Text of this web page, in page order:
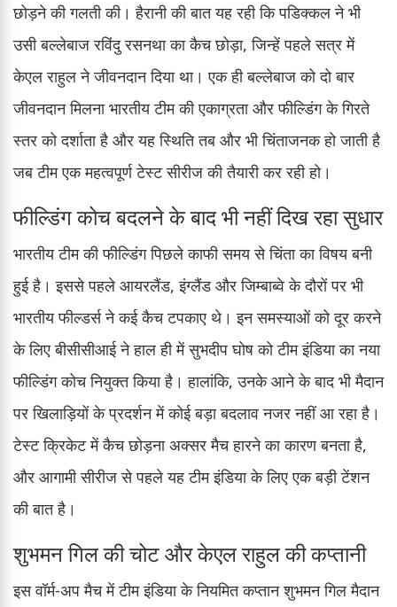
छोड़ने की गलती की। हैरानी की बात यह रही कि पडिक्कल ने भी
उसी बल्लेबाज रविंदु रसनथा का कैच छोड़ा, जिन्हें पहले सत्र में
केएल राहुल ने जीवनदान दिया था। एक ही बल्लेबाज को दो बार
जीवनदान मिलना भारतीय टीम की एकाग्रता और फील्डिंग के गिरते
स्तर को दर्शाता है और यह स्थिति तब और भी चिंताजनक हो जाती है
जब टीम एक महत्वपूर्ण टेस्ट सीरीज की तैयारी कर रही हो।
फील्डिंग कोच बदलने के बाद भी नहीं दिख रहा सुधार
भारतीय टीम की फील्डिंग पिछले काफी समय से चिंता का विषय बनी
हुई है। इससे पहले आयरलैंड, इंग्लैंड और जिम्बाब्वे के दौरों पर भी
भारतीय फील्डर्स ने कई कैच टपकाए थे। इन समस्याओं को दूर करने
के लिए बीसीसीआई ने हाल ही में सुभदीप घोष को टीम इंडिया का नया
फील्डिंग कोच नियुक्त किया है। हालांकि, उनके आने के बाद भी मैदान
पर खिलाड़ियों के प्रदर्शन में कोई बड़ा बदलाव नजर नहीं आ रहा है।
टेस्ट क्रिकेट में कैच छोड़ना अक्सर मैच हारने का कारण बनता है,
और आगामी सीरीज से पहले यह टीम इंडिया के लिए एक बड़ी टेंशन
की बात है।
शुभमन गिल की चोट और केएल राहुल की कप्तानी
इस वॉर्म-अप मैच में टीम इंडिया के नियमित कप्तान शुभमन गिल मैदान